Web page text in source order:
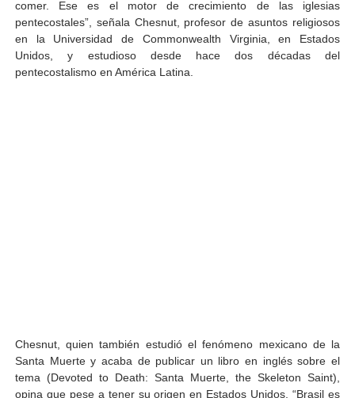
comer. Ese es el motor de crecimiento de las iglesias
pentecostales”, señala Chesnut, profesor de asuntos religiosos
en la Universidad de Commonwealth Virginia, en Estados
Unidos, y estudioso desde hace dos décadas del
pentecostalismo en América Latina.
Chesnut, quien también estudió el fenómeno mexicano de la
Santa Muerte y acaba de publicar un libro en inglés sobre el
tema (Devoted to Death: Santa Muerte, the Skeleton Saint),
opina que pese a tener su origen en Estados Unidos, “Brasil es